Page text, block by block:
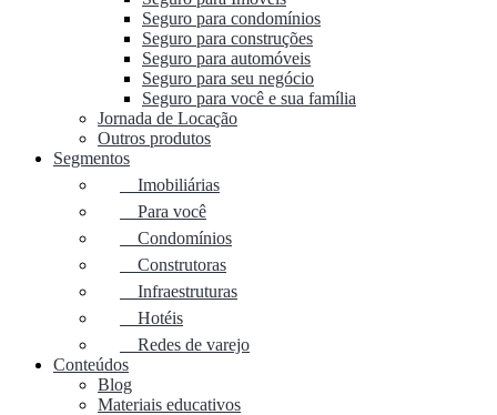
Seguro para condomínios
Seguro para construções
Seguro para automóveis
Seguro para seu negócio
Seguro para você e sua família
Jornada de Locação
Outros produtos
Segmentos
Imobiliárias
Para você
Condomínios
Construtoras
Infraestruturas
Hotéis
Redes de varejo
Conteúdos
Blog
Materiais educativos